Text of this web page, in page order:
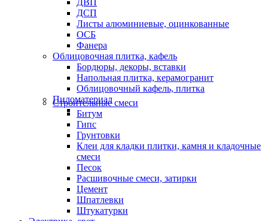
ДСП
Листы алюминиевые, оцинкованные
ОСБ
Фанера
Облицовочная плитка, кафель
Бордюры, декоры, вставки
Напольная плитка, керамогранит
Облицовочный кафель, плитка
Пиломатериал
Строительные смеси
Битум
Гипс
Грунтовки
Клеи для кладки плитки, камня и кладочные
смеси
Песок
Расшивочные смеси, затирки
Цемент
Шпатлевки
Штукатурки